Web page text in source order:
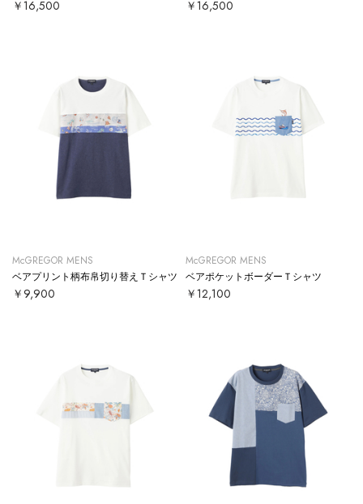
￥16,500 ￥16,500
McGREGOR MENS
ベアプリント柄布帛切り替えＴシャツ
￥9,900
McGREGOR MENS
ベアポケットボーダーＴシャツ
￥12,100